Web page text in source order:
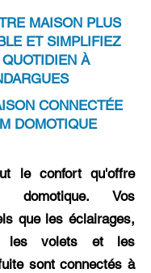
MAISON PLUS
ET SIMPLIFIEZ
À
CONNECTÉE
DOMOTIQUE
le confort qu'offre
domotique. Vos
que les éclairages,
les volets et les
sont connectés à